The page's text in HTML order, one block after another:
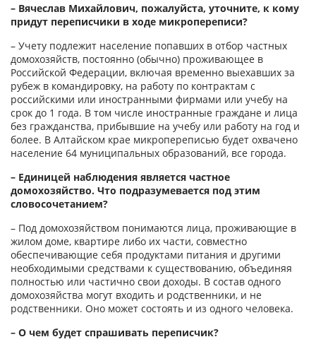
– Вячеслав Михайлович, пожалуйста, уточните, к кому
придут переписчики в ходе микропереписи?
– Учету подлежит население попавших в отбор частных
домохозяйств, постоянно (обычно) проживающее в
Российской Федерации, включая временно выехавших за
рубеж в командировку, на работу по контрактам с
российскими или иностранными фирмами или учебу на
срок до 1 года. В том числе иностранные граждане и лица
без гражданства, прибывшие на учебу или работу на год и
более. В Алтайском крае микропереписью будет охвачено
население 64 муниципальных образований, все города.
– Единицей наблюдения является частное
домохозяйство. Что подразумевается под этим
словосочетанием?
– Под домохозяйством понимаются лица, проживающие в
жилом доме, квартире либо их части, совместно
обеспечивающие себя продуктами питания и другими
необходимыми средствами к существованию, объединяя
полностью или частично свои доходы. В состав одного
домохозяйства могут входить и родственники, и не
родственники. Оно может состоять и из одного человека.
– О чем будет спрашивать переписчик?